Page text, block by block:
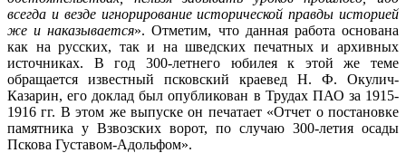
всегда и везде игнорирование исторической правды историей
же и наказывается». Отметим, что данная работа основана
как на русских, так и на шведских печатных и архивных
источниках. В год 300-летнего юбилея к этой же теме
обращается известный псковский краевед Н. Ф. Окулич-
Казарин, его доклад был опубликован в Трудах ПАО за 1915-
1916 гг. В этом же выпуске он печатает «Отчет о постановке
памятника у Взвозских ворот, по случаю 300-летия осады
Пскова Густавом-Адольфом».